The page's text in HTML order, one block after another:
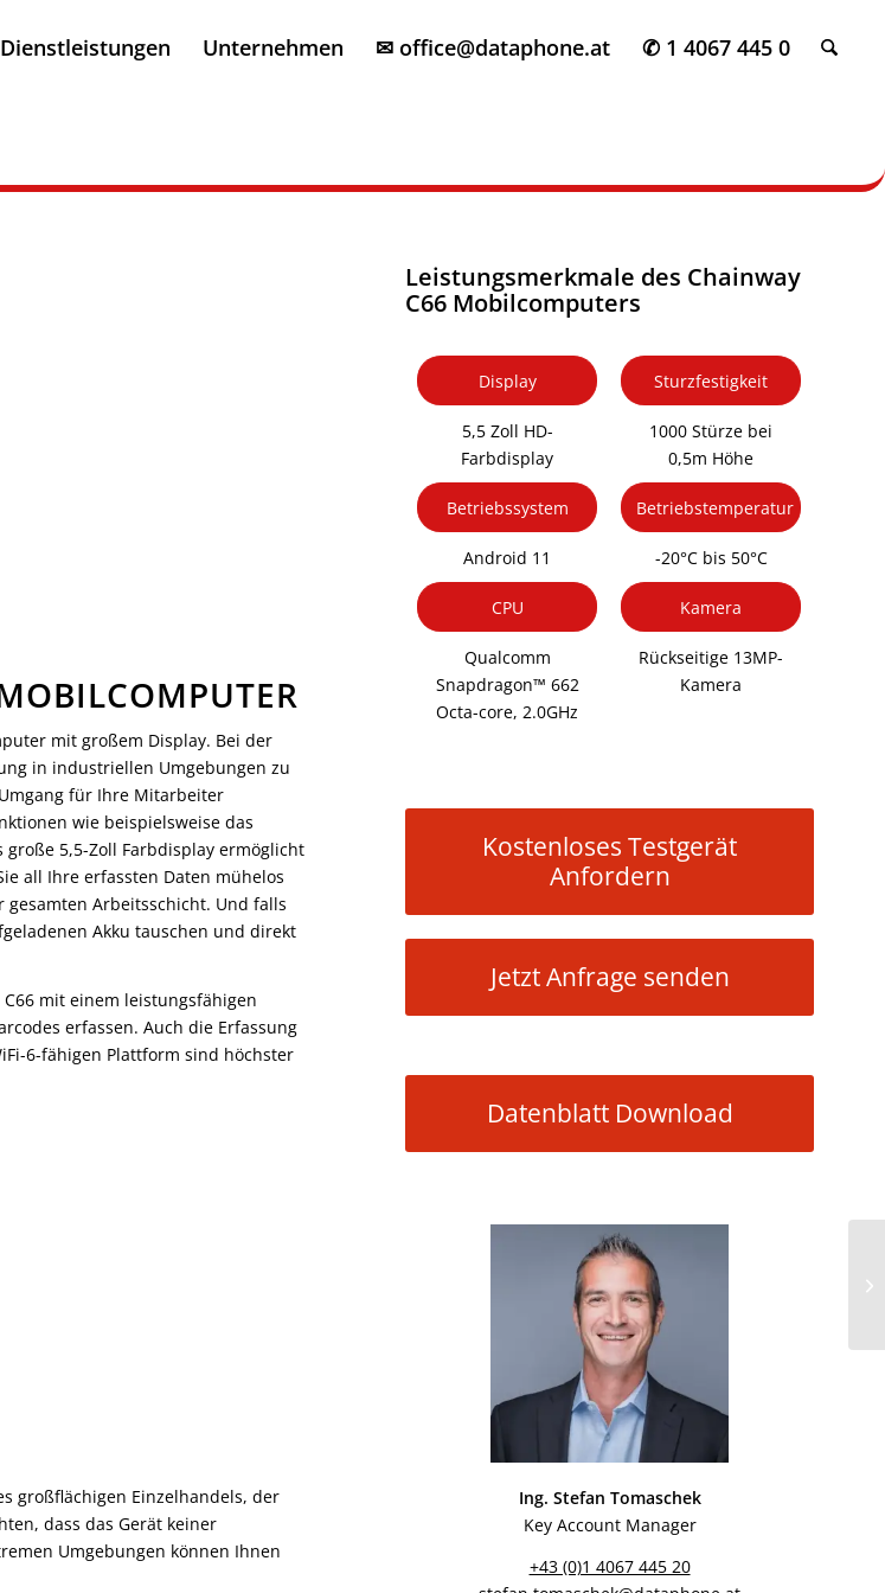
Dienstleistungen Unternehmen ✉ office@dataphone.at ✆ 1 4067 445 0
mit großem Display. Bei der
in industriellen Umgebungen zu
für Ihre Mitarbeiter
wie beispielsweise das
5,5-Zoll Farbdisplay ermöglicht
all Ihre erfassten Daten mühelos
Arbeitsschicht. Und falls
Akku tauschen und direkt
mit einem leistungsfähigen
erfassen. Auch die Erfassung
6-fähigen Plattform sind höchster
großflächigen Einzelhandels, der
dass das Gerät keiner
Umgebungen können Ihnen
Leistungsmerkmale des Chainway
C66 Mobilcomputers
Display
5,5 Zoll HD-
Farbdisplay
Betriebssystem
Android 11
CPU
Qualcomm
Snapdragon™ 662
Octa-core, 2.0GHz
Sturzfestigkeit
1000 Stürze bei
0,5m Höhe
Betriebstemperatur
-20°C bis 50°C
Kamera
Rückseitige 13MP-
Kamera
Kostenloses Testgerät
Anfordern
Jetzt Anfrage senden
Datenblatt Download
Ing. Stefan Tomaschek
Key Account Manager
+43 (0)1 4067 445 20